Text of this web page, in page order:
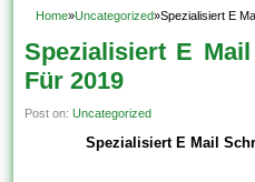
Kostenlos
Home»Uncategorized»Spezialisiert E
Spezialisiert E
Für 2019
Post on:Uncategorized
Spezialisiert E Mail